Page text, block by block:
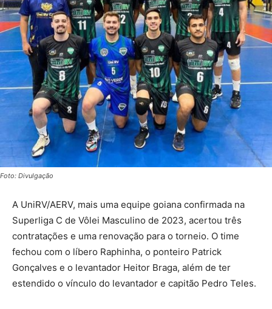
Foto: Divulgação
A UniRV/AERV, mais uma equipe goiana confirmada na
Superliga C de Vôlei Masculino de 2023, acertou três
contratações e uma renovação para o torneio. O time
fechou com o líbero Raphinha, o ponteiro Patrick
Gonçalves e o levantador Heitor Braga, além de ter
estendido o vínculo do levantador e capitão Pedro Teles.